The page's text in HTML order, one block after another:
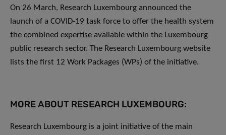
On 26 March, Research Luxembourg announced the
launch of a COVID-19 task force to offer the health system
the combined expertise available within the Luxembourg
public research sector. The Research Luxembourg website
lists the first 12 Work Packages (WPs) of the initiative.
MORE ABOUT RESEARCH LUXEMBOURG:
Research Luxembourg is a joint initiative of the main